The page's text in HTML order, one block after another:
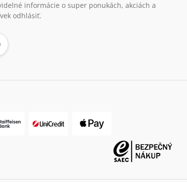
informácie o super ponukách, akciách a
odhlásiť.